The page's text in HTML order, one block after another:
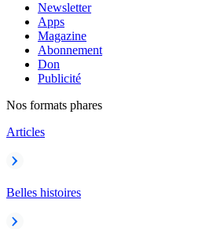
Newsletter
Apps
Magazine
Abonnement
Don
Publicité
Nos formats phares
Articles
Belles histoires